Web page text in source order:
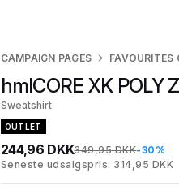
CAMPAIGN PAGES FAVOURITES
hmlCORE XK POLY
Sweatshirt
OUTLET
244,96 DKK349,95 DKK-30%
Seneste udsalgspris: 314,95 DKK